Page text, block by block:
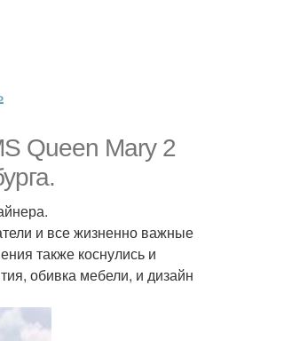
Queen Mary 2
и все жизненно важные
также коснулись и
обивка мебели, и дизайн